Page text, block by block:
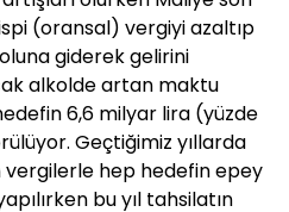
(oransal) vergiyi azaltıp
giderek gelirini
alkolde artan maktu
6,6 milyar lira (yüzde
Geçtiğimiz yıllarda
vergilerle hep hedefin epey
bu yıl tahsilatın